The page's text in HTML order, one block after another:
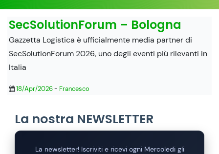
SecSolutionForum – Bologna
Gazzetta Logistica è ufficialmente media partner di
SecSolutionForum 2026, uno degli eventi più rilevanti in
Italia
18/Apr/2026- Francesco
La nostra NEWSLETTER
La newsletter! Iscriviti e ricevi ogni Mercoledi gli